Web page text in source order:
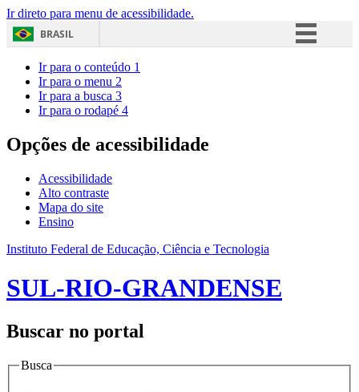
Ir direto para menu de acessibilidade.
BRASIL
Acesso à informação
Ir para o conteúdo 1
Ir para o menu 2
Ir para a busca 3
Ir para o rodapé 4
Opções de acessibilidade
Acessibilidade
Alto contraste
Mapa do site
Ensino
Instituto Federal de Educação, Ciência e Tecnologia
SUL-RIO-GRANDENSE
Buscar no portal
Busca